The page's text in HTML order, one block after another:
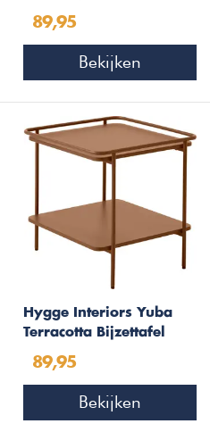
89,95
Bekijken
Hygge Interiors Yuba
Terracotta Bijzettafel
89,95
Bekijken